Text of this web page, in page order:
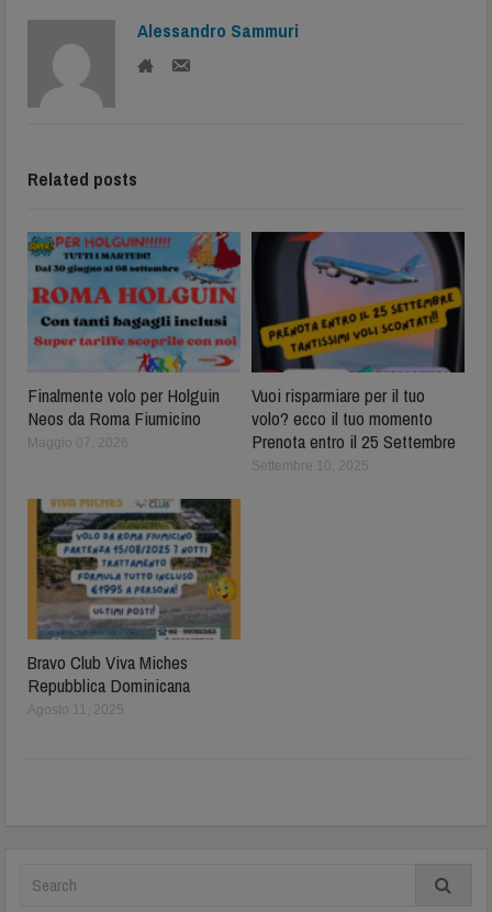
Alessandro Sammuri
Related posts
Finalmente volo per Holguin
Neos da Roma Fiumicino
Maggio 07, 2026
Vuoi risparmiare per il tuo
volo? ecco il tuo momento
Prenota entro il 25 Settembre
Settembre 10, 2025
Bravo Club Viva Miches
Repubblica Dominicana
Agosto 11, 2025